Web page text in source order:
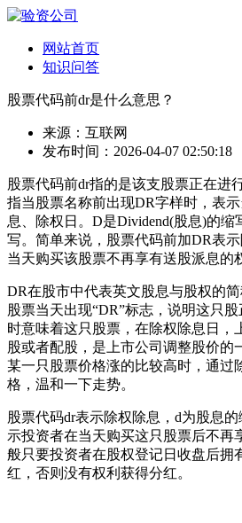
网站首页
知识问答
股票代码前dr是什么意思？
来源：互联网
发布时间：2026-04-07 02:50:18
股票代码前dr指的是该支股票正在进
指当股票名称前出现DR字样时，表
息、除权日。D是Dividend(股息)的缩
写。简单来说，股票代码前加DR表
当天购买该股票不再享有送股派息的
DR在股市中代表英文股息与股权的
股票当天出现“DR”标志，说明这只
时意味着这只股票，在除权除息日，
股或者配股，是上市公司调整股价的
某一只股票价格涨的比较高时，通过
格，温和一下走势。
股票代码dr表示除权除息，d为股息
示投资者在当天购买这只股票后不再
般只要投资者在股权登记日收盘后拥
红，否则没有权利获得分红。